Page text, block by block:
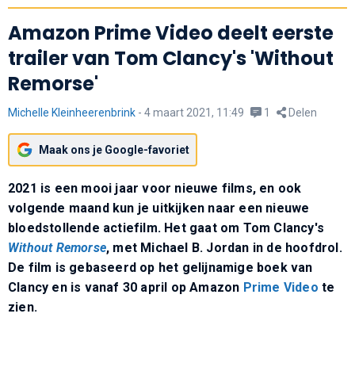
Amazon Prime Video deelt eerste
trailer van Tom Clancy's 'Without
Remorse'
Michelle Kleinheerenbrink - 4 maart 2021, 11:49 1 Delen
Maak ons je Google-favoriet
2021 is een mooi jaar voor nieuwe films, en ook
volgende maand kun je uitkijken naar een nieuwe
bloedstollende actiefilm. Het gaat om Tom Clancy's
Without Remorse, met Michael B. Jordan in de hoofdrol.
De film is gebaseerd op het gelijnamige boek van
Clancy en is vanaf 30 april op Amazon Prime Video te
zien.